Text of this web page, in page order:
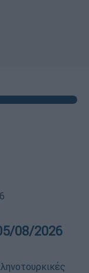
08/2026